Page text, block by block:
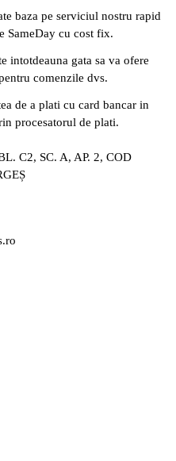
baza pe serviciul nostru rapid
SameDay cu cost fix.
intotdeauna gata sa va ofere
comenzile dvs.
de a plati cu card bancar in
procesatorul de plati.
C2, SC. A, AP. 2, COD